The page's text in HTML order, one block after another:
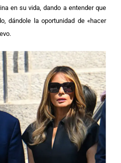
en su vida, dando a entender que
dándole la oportunidad de «hacer